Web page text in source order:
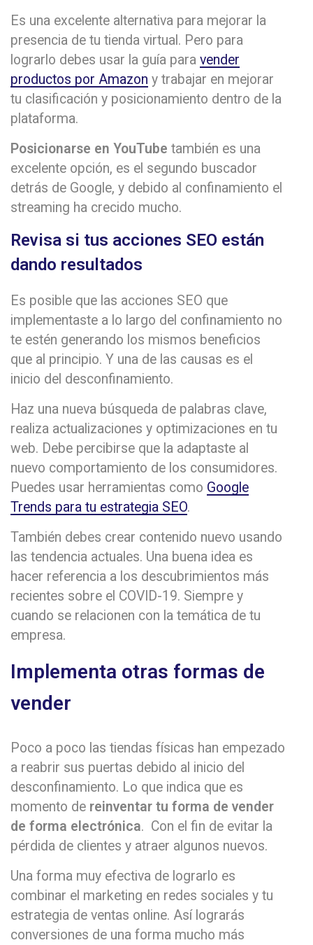
Es una excelente alternativa para mejorar la
presencia de tu tienda virtual. Pero para
lograrlo debes usar la guía para vender
productos por Amazon y trabajar en mejorar
tu clasificación y posicionamiento dentro de la
plataforma.
Posicionarse en YouTube también es una
excelente opción, es el segundo buscador
detrás de Google, y debido al confinamiento el
streaming ha crecido mucho.
Revisa si tus acciones SEO están
dando resultados
Es posible que las acciones SEO que
implementaste a lo largo del confinamiento no
te estén generando los mismos beneficios
que al principio. Y una de las causas es el
inicio del desconfinamiento.
Haz una nueva búsqueda de palabras clave,
realiza actualizaciones y optimizaciones en tu
web. Debe percibirse que la adaptaste al
nuevo comportamiento de los consumidores.
Puedes usar herramientas como Google
Trends para tu estrategia SEO.
También debes crear contenido nuevo usando
las tendencia actuales. Una buena idea es
hacer referencia a los descubrimientos más
recientes sobre el COVID-19. Siempre y
cuando se relacionen con la temática de tu
empresa.
Implementa otras formas de
vender
Poco a poco las tiendas físicas han empezado
a reabrir sus puertas debido al inicio del
desconfinamiento. Lo que indica que es
momento de reinventar tu forma de vender
de forma electrónica. Con el fin de evitar la
pérdida de clientes y atraer algunos nuevos.
Una forma muy efectiva de lograrlo es
combinar el marketing en redes sociales y tu
estrategia de ventas online. Así lograrás
conversiones de una forma mucho más